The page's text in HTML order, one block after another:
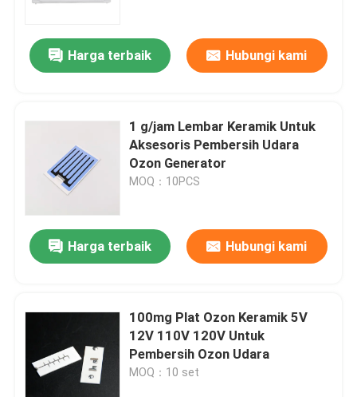
Rumah
Video
Harga terbaik Hubungi kami
1 g/jam Lembar Keramik Untuk
Aksesoris Pembersih Udara
Ozon Generator
MOQ：10PCS
Harga terbaik Hubungi kami
100mg Plat Ozon Keramik 5V
12V 110V 120V Untuk
Pembersih Ozon Udara
MOQ：10 set